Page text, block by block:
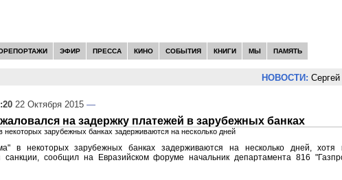
ЭФИР ПРЕССА КИНО СОБЫТИЯ КНИГИ МЫ ПАМЯТЬ
НОВОСТИ: Сергей
22 Октября 2015 —
на задержку платежей в зарубежных банках
некоторых зарубежных банках задерживаются на несколько дней
в некоторых зарубежных банках задерживаются на несколько дней,
санкции, сообщил на Евразийском форуме начальник департамента 816